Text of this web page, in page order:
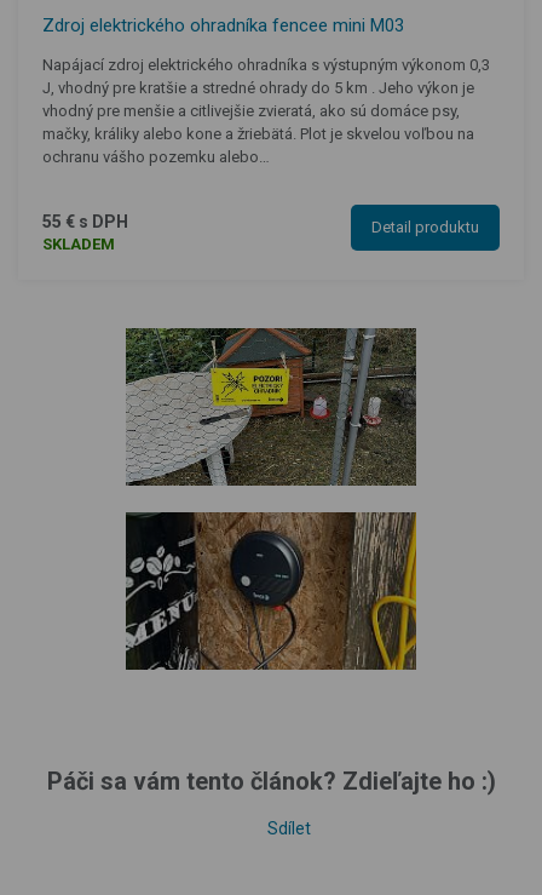
Zdroj elektrického ohradníka fencee mini M03
Napájací zdroj elektrického ohradníka s výstupným výkonom 0,3
J, vhodný pre kratšie a stredné ohrady do 5 km . Jeho výkon je
vhodný pre menšie a citlivejšie zvieratá, ako sú domáce psy,
mačky, králiky alebo kone a žriebätá. Plot je skvelou voľbou na
ochranu vášho pozemku alebo…
55 € s DPH
SKLADEM
Detail produktu
Páči sa vám tento článok? Zdieľajte ho :)
Sdílet